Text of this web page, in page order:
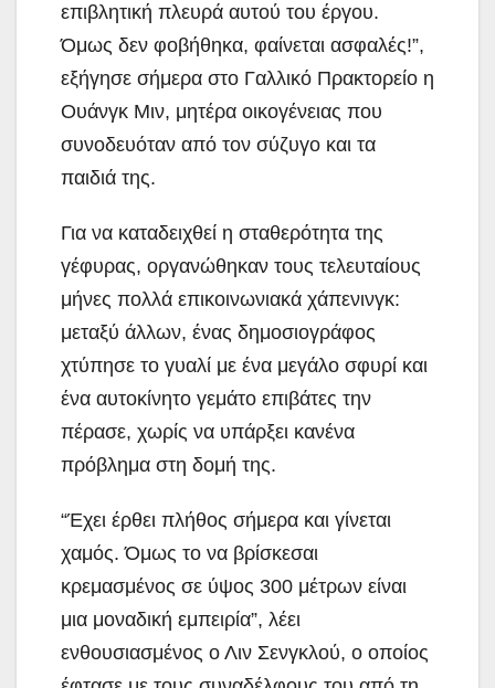
επιβλητική πλευρά αυτού του έργου.
Όμως δεν φοβήθηκα, φαίνεται ασφαλές!”,
εξήγησε σήμερα στο Γαλλικό Πρακτορείο η
Ουάνγκ Μιν, μητέρα οικογένειας που
συνοδευόταν από τον σύζυγο και τα
παιδιά της.
Για να καταδειχθεί η σταθερότητα της
γέφυρας, οργανώθηκαν τους τελευταίους
μήνες πολλά επικοινωνιακά χάπενινγκ:
μεταξύ άλλων, ένας δημοσιογράφος
χτύπησε το γυαλί με ένα μεγάλο σφυρί και
ένα αυτοκίνητο γεμάτο επιβάτες την
πέρασε, χωρίς να υπάρξει κανένα
πρόβλημα στη δομή της.
“Έχει έρθει πλήθος σήμερα και γίνεται
χαμός. Όμως το να βρίσκεσαι
κρεμασμένος σε ύψος 300 μέτρων είναι
μια μοναδική εμπειρία”, λέει
ενθουσιασμένος ο Λιν Σενγκλού, ο οποίος